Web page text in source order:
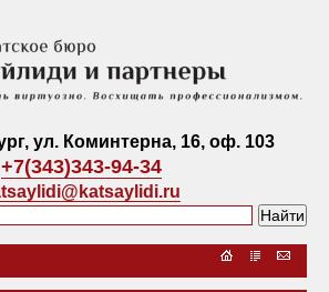
ул. Коминтерна, 16, оф. 103
+7(343)343-94-34